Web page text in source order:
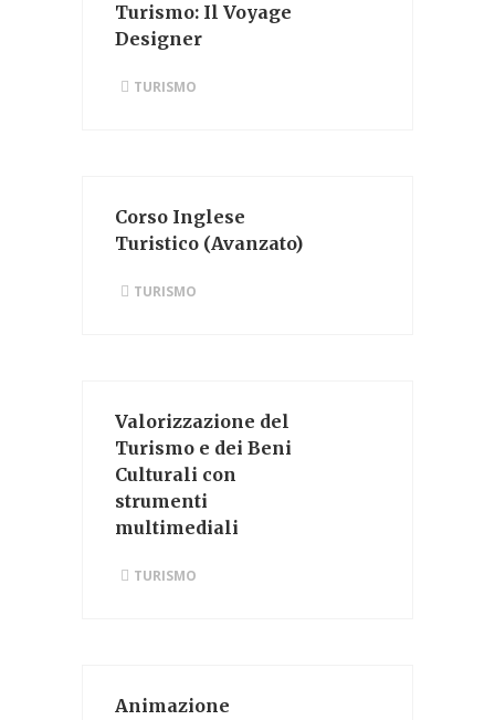
Turismo: Il Voyage
Designer
TURISMO
Corso Inglese
Turistico (Avanzato)
TURISMO
Valorizzazione del
Turismo e dei Beni
Culturali con
strumenti
multimediali
TURISMO
Animazione